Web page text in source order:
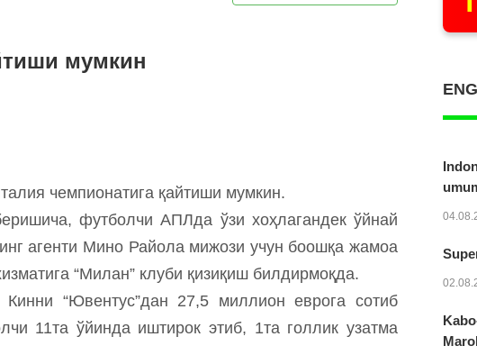
мумкин
чемпионатига қайтиши мумкин.
футболчи АПЛда ўзи хоҳлагандек ўйнай
агенти Мино Райола мижози учун боошқа жамоа
“Милан” клуби қизиқиш билдирмоқда.
Кинни “Ювентус”дан 27,5 миллион еврога сотиб
11та ўйинда иштирок этиб, 1та голлик узатма